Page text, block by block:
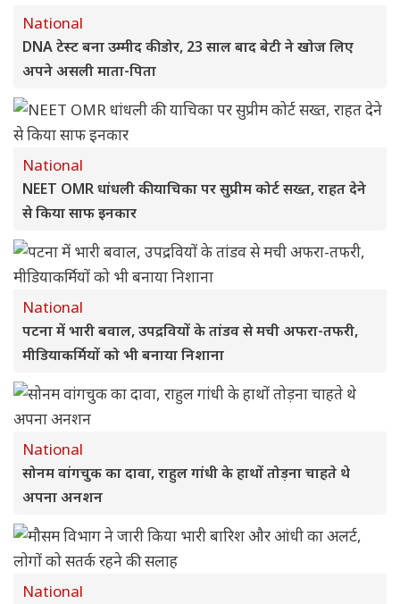
National
DNA टेस्ट बना उम्मीद की डोर, 23 साल बाद बेटी ने खोज लिए
अपने असली माता-पिता
National
NEET OMR धांधली की याचिका पर सुप्रीम कोर्ट सख्त, राहत देने
से किया साफ इनकार
National
पटना में भारी बवाल, उपद्रवियों के तांडव से मची अफरा-तफरी,
मीडियाकर्मियों को भी बनाया निशाना
National
सोनम वांगचुक का दावा, राहुल गांधी के हाथों तोड़ना चाहते थे
अपना अनशन
National